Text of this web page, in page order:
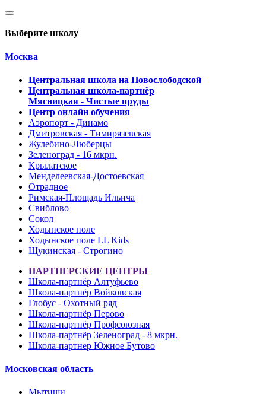
Выберите школу
Москва
Центральная школа на Новослободской
Центральная школа-партнёр
Мясницкая - Чистые пруды
Центр онлайн обучения
Аэропорт - Динамо
Дмитровская - Тимирязевская
Жулебино-Люберцы
Зеленоград - 16 мкрн.
Крылатское
Менделеевская-Достоевская
Отрадное
Римская-Площадь Ильича
Свиблово
Сокол
Ходынское поле
Ходынское поле LL Kids
Щукинская - Строгино
ПАРТНЕРСКИЕ ЦЕНТРЫ
Школа-партнёр Алтуфьево
Школа-партнёр Войковская
Глобус - Охотный ряд
Школа-партнёр Перово
Школа-партнёр Профсоюзная
Школа-партнёр Зеленоград - 8 мкрн.
Школа-партнер Южное Бутово
Московская область